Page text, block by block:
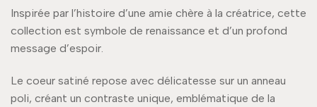
Inspirée par l’histoire d’une amie chère à la créatrice, cette
collection est symbole de renaissance et d’un profond
message d’espoir.
Le coeur satiné repose avec délicatesse sur un anneau
poli, créant un contraste unique, emblématique de la